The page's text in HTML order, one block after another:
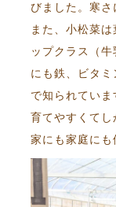
びました。寒さ
また、小松菜
ップクラス（
にも鉄、ビタ
で知られていま
育てやすくて
家にも家庭にも